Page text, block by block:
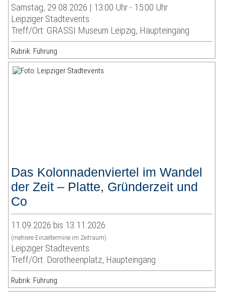
Samstag, 29.08.2026 | 13:00 Uhr - 15:00 Uhr
Leipziger Stadtevents
Treff/Ort: GRASSI Museum Leipzig, Haupteingang
Rubrik: Führung
Das Kolonnadenviertel im Wandel
der Zeit – Platte, Gründerzeit und
Co
11.09.2026 bis 13.11.2026
(mehrere Einzeltermine im Zeitraum)
Leipziger Stadtevents
Treff/Ort: Dorotheenplatz, Haupteingang
Rubrik: Führung